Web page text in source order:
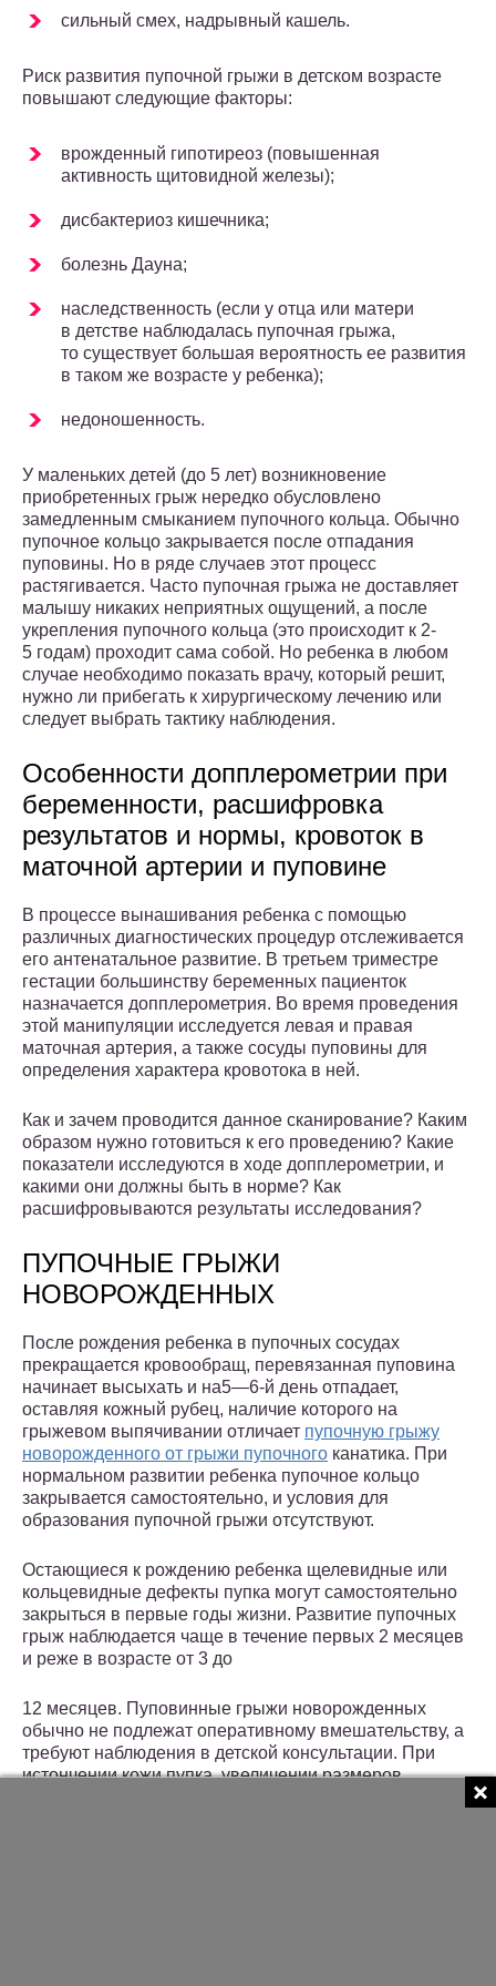
сильный смех, надрывный кашель.
Риск развития пупочной грыжи в детском возрасте
повышают следующие факторы:
врожденный гипотиреоз (повышенная
активность щитовидной железы);
дисбактериоз кишечника;
болезнь Дауна;
наследственность (если у отца или матери
в детстве наблюдалась пупочная грыжа,
то существует большая вероятность ее развития
в таком же возрасте у ребенка);
недоношенность.
У маленьких детей (до 5 лет) возникновение
приобретенных грыж нередко обусловлено
замедленным смыканием пупочного кольца. Обычно
пупочное кольцо закрывается после отпадания
пуповины. Но в ряде случаев этот процесс
растягивается. Часто пупочная грыжа не доставляет
малышу никаких неприятных ощущений, а после
укрепления пупочного кольца (это происходит к 2-
5 годам) проходит сама собой. Но ребенка в любом
случае необходимо показать врачу, который решит,
нужно ли прибегать к хирургическому лечению или
следует выбрать тактику наблюдения.
Особенности допплерометрии при
беременности, расшифровка
результатов и нормы, кровоток в
маточной артерии и пуповине
В процессе вынашивания ребенка с помощью
различных диагностических процедур отслеживается
его антенатальное развитие. В третьем триместре
гестации большинству беременных пациенток
назначается допплерометрия. Во время проведения
этой манипуляции исследуется левая и правая
маточная артерия, а также сосуды пуповины для
определения характера кровотока в ней.
Как и зачем проводится данное сканирование? Каким
образом нужно готовиться к его проведению? Какие
показатели исследуются в ходе допплерометрии, и
какими они должны быть в норме? Как
расшифровываются результаты исследования?
ПУПОЧНЫЕ ГРЫЖИ
НОВОРОЖДЕННЫХ
После рождения ребенка в пупочных сосудах
прекращается кровообращ, перевязанная пуповина
начинает высыхать и на5—6-й день отпадает,
оставляя кожный рубец, наличие которого на
грыжевом выпячивании отличает пупочную грыжу
новорожденного от грыжи пупочного канатика. При
нормальном развитии ребенка пупочное кольцо
закрывается самостоятельно, и условия для
образования пупочной грыжи отсутствуют.
Остающиеся к рождению ребенка щелевидные или
кольцевидные дефекты пупка могут самостоятельно
закрыться в первые годы жизни. Развитие пупочных
грыж наблюдается чаще в течение первых 2 месяцев
и реже в возрасте от 3 до
12 месяцев. Пуповинные грыжи новорожденных
обычно не подлежат оперативному вмешательству, а
требуют наблюдения в детской консультации. При
истончении кожи пупка, увеличении размеров